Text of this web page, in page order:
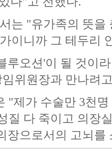
는 "유가족의 뜻
이니까 그 테두리
루오션'이 될 것이
위원장과 만나려
"제가 수술만 3천
질 다 죽이고 의장
장으로서의 고뇌를